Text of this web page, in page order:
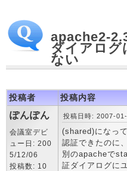
apache2-
ダイアログ
ない
投稿者 投稿内容
ぽんぽん
会議室デビ
ュー日: 200
5/12/06
投稿数: 10
投稿日時: 2007-
(shared)になっ
認証できたのに、
別のapacheで
証ダイアログに